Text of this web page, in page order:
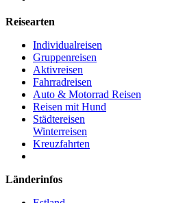
Reisearten
Individualreisen
Gruppenreisen
Aktivreisen
Fahrradreisen
Auto & Motorrad Reisen
Reisen mit Hund
Städtereisen
Winterreisen
Kreuzfahrten
Länderinfos